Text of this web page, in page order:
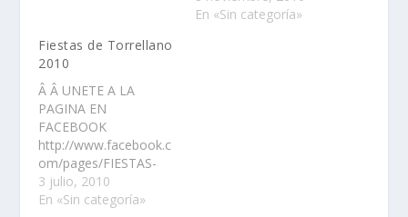
CONCURSO
En «Sin categoría»
Fiestas de Torrellano
2010
Â Â UNETE A LA
PAGINA EN
FACEBOOK
http://www.facebook.c
om/pages/FIESTAS-
DE-
TORRELLANO/112232
3 julio, 2010
En «Sin categoría»